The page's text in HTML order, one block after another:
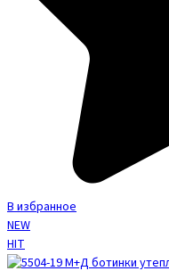
В избранное
NEW
HIT